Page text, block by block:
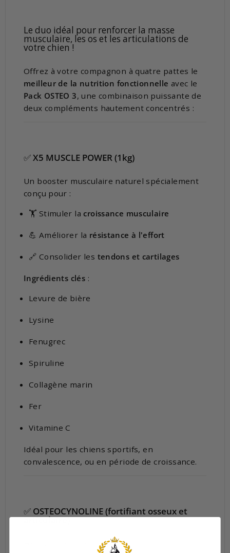
Le duo idéal pour renforcer la masse
musculaire, les os et les articulations de
votre chien !
Offrez à votre compagnon à quatre pattes le
meilleur de la nutrition fonctionnelle avec le
Pack OSTEO 3, une combinaison puissante de
deux compléments hautement concentrés :
✅X5 MUSCLE POWER (1kg)
Un booster musculaire naturel spécialement
conçu pour :
🏋️ Stimuler la croissance musculaire
💪 Améliorer la résistance à l'effort
🔗 Consolider les tendons et cartilages
Ingrédients clés :
Levure de bière
Lysine
Fenugrec
Spiruline
Collagène marin
Fer
Vitamine C
Idéal pour les chiens sportifs, en
convalescence, ou en période de croissance.
✅ OSTEOCYNOLINE (fortifiant osseux et
articulaire)
Formule complète pour :